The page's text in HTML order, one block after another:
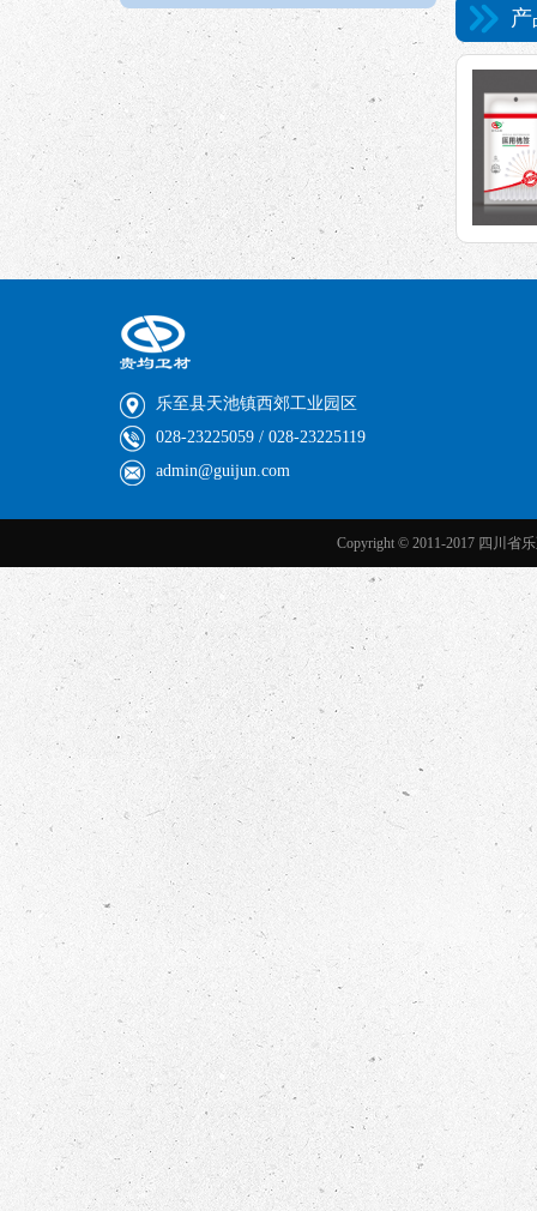
乐至县天池镇西郊工业园区
028-23225059 / 028-23225119
admin@guijun.com
Copyright © 2011-2017 四川省